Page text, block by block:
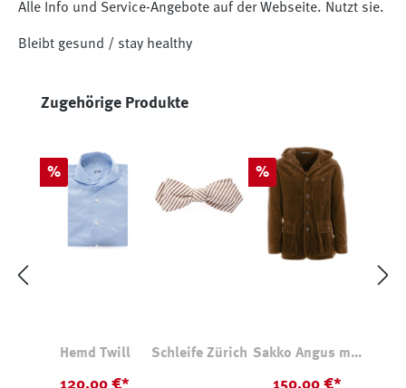
Alle Info und Service-Angebote auf der Webseite. Nutzt sie.
Bleibt gesund / stay healthy
Produktgalerie überspringen
Zugehörige Produkte
Rabatt
%
Hemd Twill
120,00 €*
Schleife Zürich
Rabatt
%
Sakko Angus mit
150,00 €*